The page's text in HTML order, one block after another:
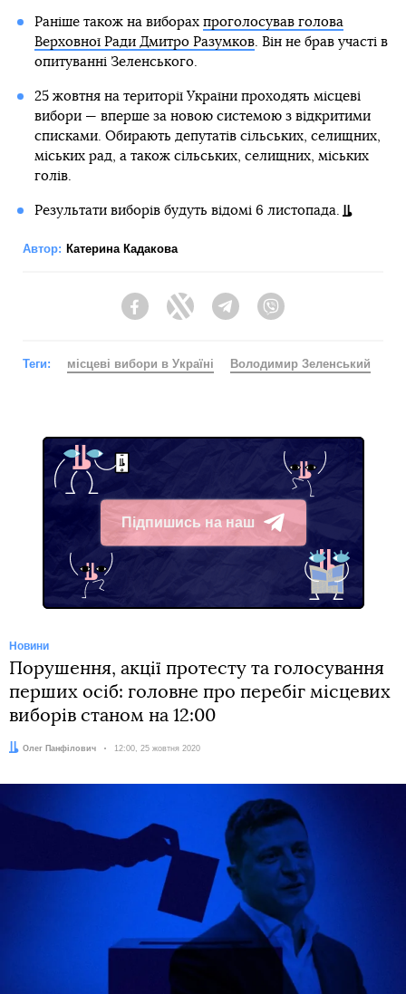
Раніше також на виборах проголосував голова
Верховної Ради Дмитро Разумков. Він не брав участі в
опитуванні Зеленського.
25 жовтня на території України проходять місцеві
вибори — вперше за новою системою з відкритими
списками. Обирають депутатів сільських, селищних,
міських рад, а також сільських, селищних, міських
голів.
Результати виборів будуть відомі 6 листопада.
Автор: Катерина Кадакова
FacebookTwitter Telegram
Теги: місцеві вибори в Україні Володимир Зеленський
Підпишись на наш
Telegram
Новини
Порушення, акції протесту та голосування
перших осіб: головне про перебіг місцевих
виборів станом на 12:00
Автор:
Олег Панфілович Дата:
12:00, 25 жовтня 2020